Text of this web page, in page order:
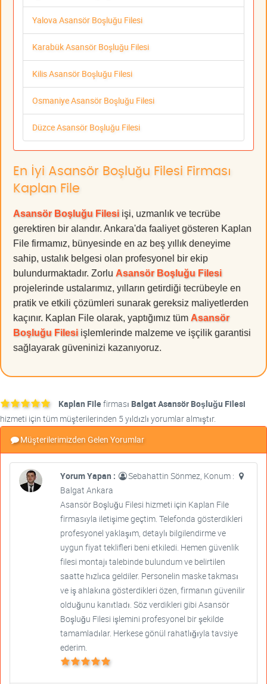
Yalova Asansör Boşluğu Filesi
Karabük Asansör Boşluğu Filesi
Kilis Asansör Boşluğu Filesi
Osmaniye Asansör Boşluğu Filesi
Düzce Asansör Boşluğu Filesi
En İyi Asansör Boşluğu Filesi Firması
Kaplan File
Asansör Boşluğu Filesi işi, uzmanlık ve tecrübe
gerektiren bir alandır. Ankara'da faaliyet gösteren Kaplan
File firmamız, bünyesinde en az beş yıllık deneyime
sahip, ustalık belgesi olan profesyonel bir ekip
bulundurmaktadır. Zorlu Asansör Boşluğu Filesi
projelerinde ustalarımız, yılların getirdiği tecrübeyle en
pratik ve etkili çözümleri sunarak gereksiz maliyetlerden
kaçınır. Kaplan File olarak, yaptığımız tüm Asansör
Boşluğu Filesi işlemlerinde malzeme ve işçilik garantisi
sağlayarak güveninizi kazanıyoruz.
Kaplan Filefirması Balgat Asansör Boşluğu Filesi
hizmeti için tüm müşterilerinden 5 yıldızlı yorumlar almıştır.
Müşterilerimizden Gelen Yorumlar
Yorum Yapan :
Sebahattin Sönmez, Konum :
Balgat Ankara
Asansör Boşluğu Filesi hizmeti için Kaplan File
firmasıyla iletişime geçtim. Telefonda gösterdikleri
profesyonel yaklaşım, detaylı bilgilendirme ve
uygun fiyat teklifleri beni etkiledi. Hemen güvenlik
filesi montajı talebinde bulundum ve belirtilen
saatte hızlıca geldiler. Personelin maske takması
ve iş ahlakına gösterdikleri özen, firmanın güvenilir
olduğunu kanıtladı. Söz verdikleri gibi Asansör
Boşluğu Filesi işlemini profesyonel bir şekilde
tamamladılar. Herkese gönül rahatlığıyla tavsiye
ederim.